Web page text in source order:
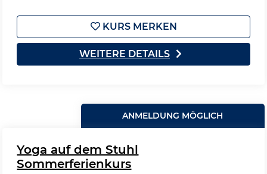
KURS MERKEN
WEITERE DETAILS
ANMELDUNG MÖGLICH
Yoga auf dem Stuhl
Sommerferienkurs